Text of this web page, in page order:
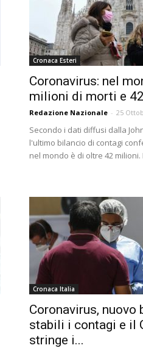
Cronaca Esteri
Coronavirus: nel
milioni di morti e
Redazione Nazionale - 25
Secondo i dati diffusi dalla
l'ultimo bilancio di contagi
nel mondo è di oltre 42 milioni.
Cronaca Italia
Coronavirus, nuovo
stabili i contagi e il
stringe i...